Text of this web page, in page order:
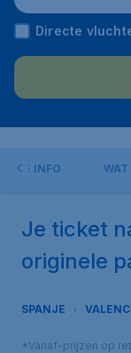
Directe
INFO WAT
Je ticket
originele
SPANJE
*Vanaf-prijzen op